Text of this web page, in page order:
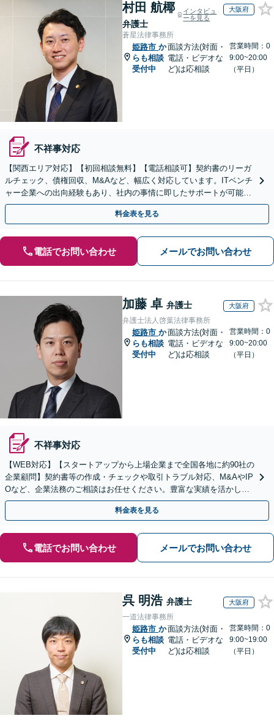
村田 航椰
弁護士
インタビュ
ーを見る
大阪府
蒼星法律事務所
姫路市 か
らも相談
受付中
面談方法(対面・
電話・ビデオな
ど)は応相談
営業時間：0
9:00~20:00
（平日）
不祥事対応
【関西エリア対応】【初回相談無料】【電話相談可】契約書のリーガ
ルチェック、債権回収、M&Aなど、幅広く対応しています。ITベンチ
ャー企業への出向経験もあり、社内の事情に即したサポートが可能で
す。お気軽にご相談ください。【夜間・土日相談可】
料金表を見る
電話でお問い合わせ メールでお問い合わせ
加藤 卓 弁護士 大阪府
弁護士法人啓葉法律事務所
姫路市 か
らも相談
受付中
面談方法(対面・
電話・ビデオな
ど)は応相談
営業時間：0
9:00~20:00
（平日）
不祥事対応
【WEB対応】【スタートアップから上場企業まで全国各地に約90社の
企業顧問】契約書等の作成・チェックや取引トラブル対応、M&AやIP
Oなど、企業法務のご相談はお任せください。豊富な実績を活かし的
確に対応を進めてまいります。
料金表を見る
電話でお問い合わせ メールでお問い合わせ
呉 明浩 弁護士 大阪府
一道法律事務所
姫路市 か
らも相談
受付中
面談方法(対面・
電話・ビデオな
ど)は応相談
営業時間：0
9:00~19:00
（平日）